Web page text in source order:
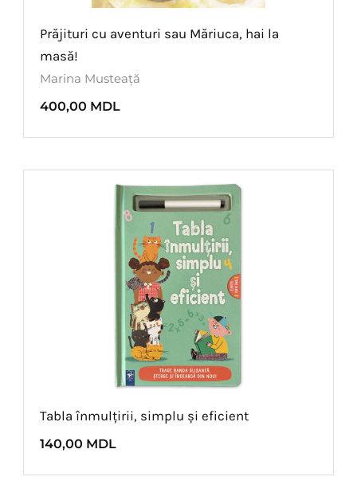
Prăjituri cu aventuri sau Măriuca, hai la
masă!
Marina Musteață
400,00 MDL
Tabla înmulțirii, simplu și eficient
140,00 MDL